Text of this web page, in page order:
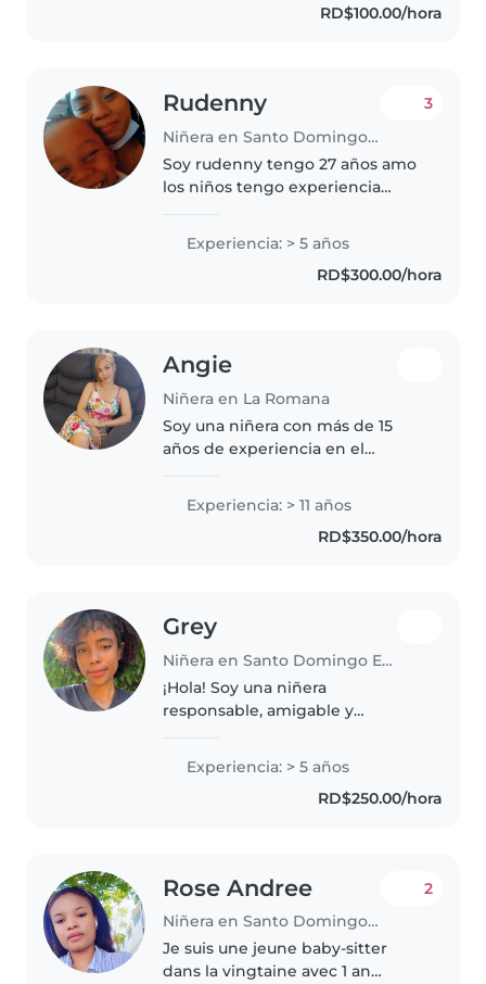
cocinar, y si me toca hacer..RD$100.00/hora
Rudenny
Niñera en Santo Domingo (Distrito de Santo Domingo)
3
Soy rudenny tengo 27 años amo
los niños tengo experiencia
amoroso responsable me
encanta cuidar niños también
estudio psicólogia Escolar he
Experiencia: > 5 años
RD$300.00/hora
Angie
Niñera en La Romana
Soy una niñera con más de 15
años de experiencia en el
con el bienestar, la seguridad y
el desarrollo integral de los
niños. Cuento con experiencia
Experiencia: > 11 años
RD$350.00/hora
Grey
Niñera en Santo Domingo Este
¡Hola! Soy una niñera
responsable, amigable y
todas las edades. Actualmente,
Experiencia: > 5 años
RD$250.00/hora
Rose Andree
Niñera en Santo Domingo (Distrito de Santo Domingo)
2
Je suis une jeune baby-sitter
dans la vingtaine avec 1 an